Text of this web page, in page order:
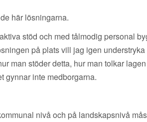
här lösningarna.
stöd och med tålmodig personal
på plats vill jag igen
man stöder detta, hur man tolkar
gynnar inte medborgarna.
nivå och på landskapsnivå